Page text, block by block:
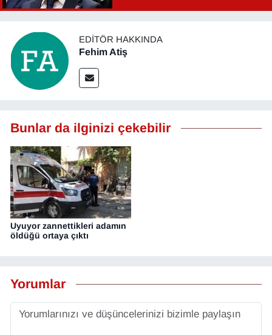
EDITÖR HAKKINDA
Fehim Atiş
Bunlar da ilginizi çekebilir
Uyuyor zannettikleri adamın
öldüğü ortaya çıktı
Yorumlar